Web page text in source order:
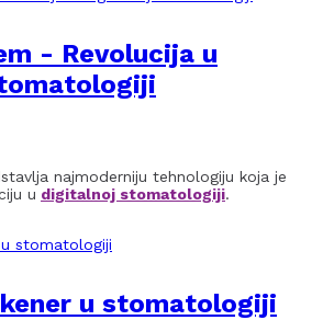
- Revolucija u
najmoderniju tehnologiju koja je
u digitalnoj stomatologiji.
u stomatologiji